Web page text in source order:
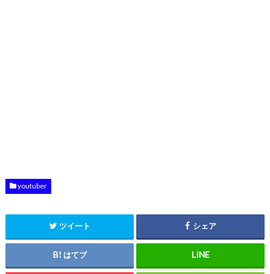
youtuber
ツイート シェア
はてブ